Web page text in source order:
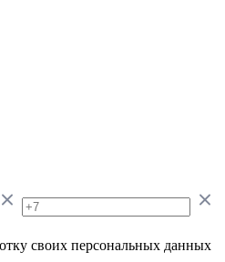
своих персональных данных